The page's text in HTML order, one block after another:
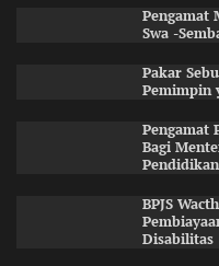
Pengamat
Swa -
Pakar
Pemimpin
Pengamat
Bagi
Pendidikan
BPJS
Disabilitas